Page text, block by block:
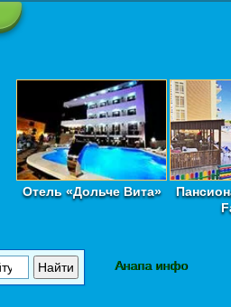
Отель «Дольче Вита»
Анапа инфо